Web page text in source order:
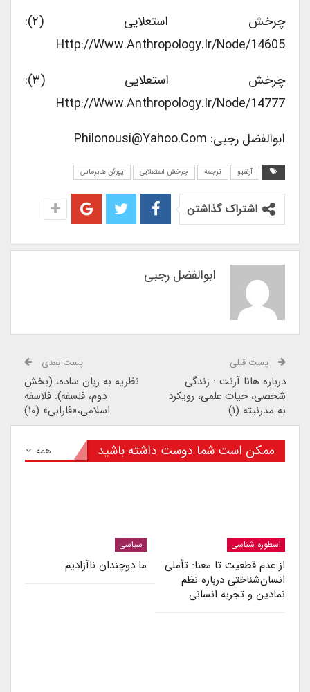
چرخش استعلایی (۲):
Http://www.anthropology.ir/node/14605
چرخش استعلایی (۳):
Http://www.anthropology.ir/node/14777
ابوالفضل رجبی: Philonousi@yahoo.com
آرشیو ترجمه چرخش استعلایی یورگن هابرماس
اشتراک گذاشتن
ابوالفضل رجبی
پست قبلی
درباره هانا آرنت : زندگی
شخصی، حیات علمی، رویکرد
به مدرنیته (۱)
پست بعدی
نظریه به زبان ساده، (بخش
دوم، فلسفه): فلاسفه
اسلامی،«فارابی» (۱۰)
همه ممکن است شما دوست داشته باشید
اسطوره شناسی
از عدم قطعیت تا معنا: تأملی
انسان‌شناختی درباره نظم
نمادین و تجربه انسانی
سیاسی
ما دوچندان ناآزادیم